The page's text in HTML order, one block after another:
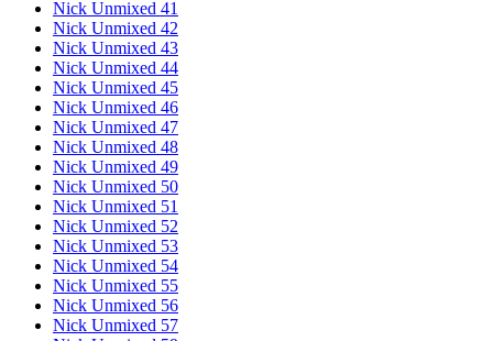
Nick Unmixed 41
Nick Unmixed 42
Nick Unmixed 43
Nick Unmixed 44
Nick Unmixed 45
Nick Unmixed 46
Nick Unmixed 47
Nick Unmixed 48
Nick Unmixed 49
Nick Unmixed 50
Nick Unmixed 51
Nick Unmixed 52
Nick Unmixed 53
Nick Unmixed 54
Nick Unmixed 55
Nick Unmixed 56
Nick Unmixed 57